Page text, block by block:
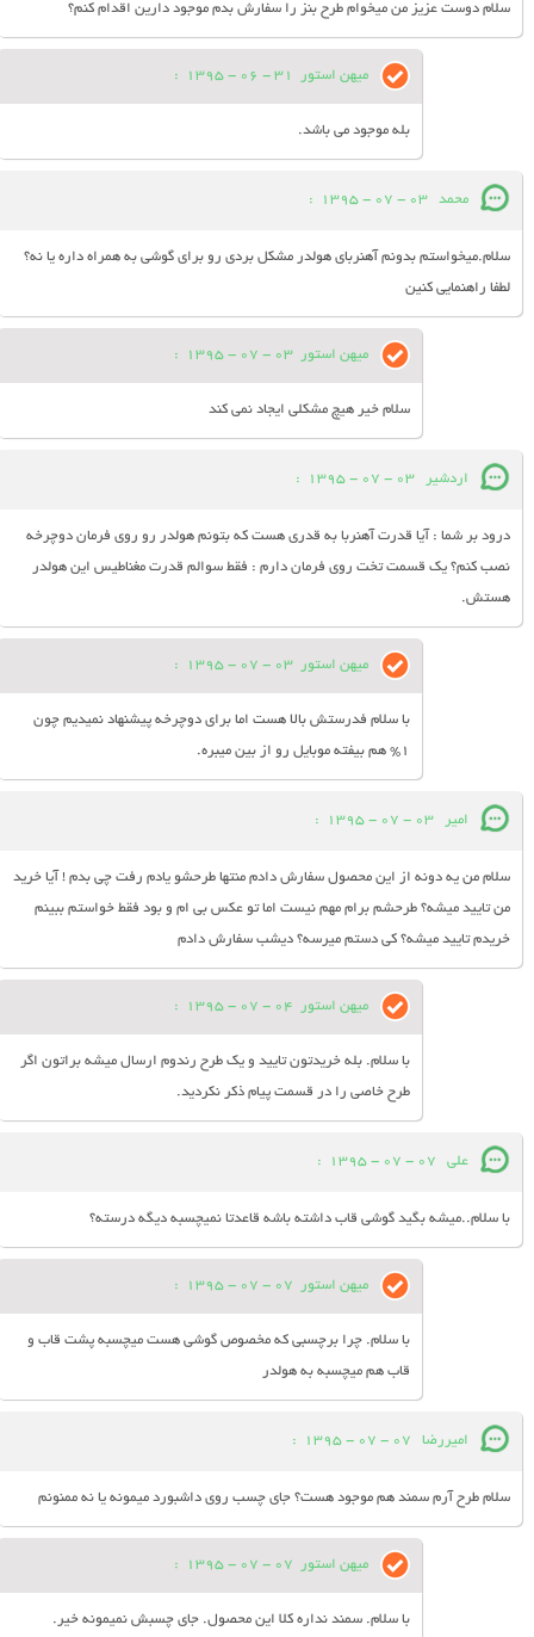
سلام دوست عزيز من ميخوام طرح بنز را سفارش بدم موجود دارين اقدام كنم؟
میهن استور 31 - 06 - 1395
:
بله موجود می باشد.
محمد 03 - 07 - 1395
:
سلام.میخواستم بدونم آهنربای هولدر مشکل بردی رو برای گوشی به همراه داره یا نه؟
لطفا راهنمایی کنین
میهن استور 03 - 07 - 1395
:
سلام خیر هیچ مشکلی ایجاد نمی کند
اردشیر 03 - 07 - 1395
:
درود بر شما : آیا قدرت آهنربا به قدری هست که بتونم هولدر رو روی فرمان دوچرخه
نصب کنم؟ یک قسمت تخت روی فرمان دارم : فقط سوالم قدرت مغناطیس این هولدر
هستش.
میهن استور 03 - 07 - 1395
:
با سلام فدرستش بالا هست اما برای دوچرخه پیشنهاد نمیدیم چون
1% هم بیفته موبایل رو از بین میبره.
امیر 03 - 07 - 1395
:
سلام من یه دونه از این محصول سفارش دادم منتها طرحشو یادم رفت چی بدم ! آیا خرید
من تایید میشه؟ طرحشم برام مهم نیست اما تو عکس بی ام و بود فقط خواستم ببینم
خریدم تایید میشه؟ کی دستم میرسه؟ دیشب سفارش دادم
میهن استور 04 - 07 - 1395
:
با سلام. بله خریدتون تایید و یک طرح رندوم ارسال میشه براتون اگر
طرح خاصی را در قسمت پیام ذکر نکردید.
علی 07 - 07 - 1395
:
با سلام..میشه بگید گوشی قاب داشته باشه قاعدتا نمیچسبه دیگه درسته؟
میهن استور 07 - 07 - 1395
:
با سلام. چرا برچسبی که مخصوص گوشی هست میچسبه پشت قاب و
قاب هم میچسبه به هولدر
امیررضا 07 - 07 - 1395
:
سلام طرح آرم سمند هم موجود هست؟ جای چسب روی داشبورد میمونه یا نه ممنونم
میهن استور 07 - 07 - 1395
:
با سلام. سمند نداره کلا این محصول. جای چسبش نمیمونه خیر.